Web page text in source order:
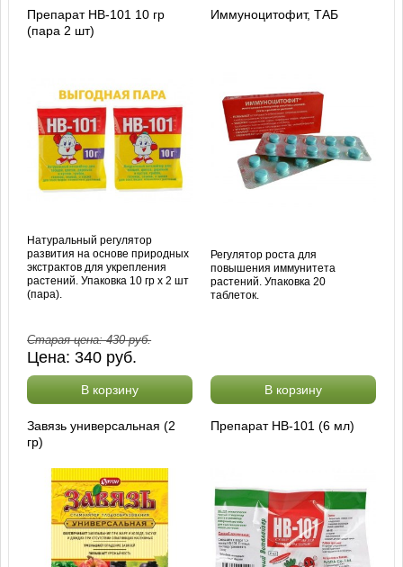
Препарат HB-101 10 гр
(пара 2 шт)
Натуральный регулятор
развития на основе природных
экстрактов для укрепления
растений. Упаковка 10 гр х 2 шт
(пара).
Старая цена:430руб.
Цена:340 руб.
В корзину
Иммуноцитофит, ТАБ
Регулятор роста для
повышения иммунитета
растений. Упаковка 20
таблеток.
В корзину
Завязь универсальная (2
гр)
Препарат HB-101 (6 мл)